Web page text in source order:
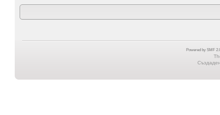
Powered by SMF